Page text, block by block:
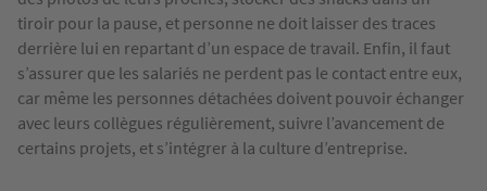
tiroir pour la pause, et personne ne doit laisser des traces
derrière lui en repartant d’un espace de travail. Enfin, il faut
s’assurer que les salariés ne perdent pas le contact entre eux,
car même les personnes détachées doivent pouvoir échanger
avec leurs collègues régulièrement, suivre l’avancement de
certains projets, et s’intégrer à la culture d’entreprise.